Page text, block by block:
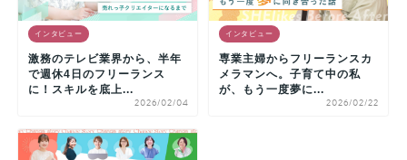
インタビュー
激務のテレビ業界から、半年
で週休4日のフリーランス
に！スキルを底上...
2026/02/04
インタビュー
専業主婦からフリーランスカ
メラマンへ。子育て中の私
が、もう一度夢に...
2026/02/22